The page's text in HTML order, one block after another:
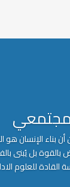
بناء الإنسان هو
بالقوة بل يُبنى
للعلوم